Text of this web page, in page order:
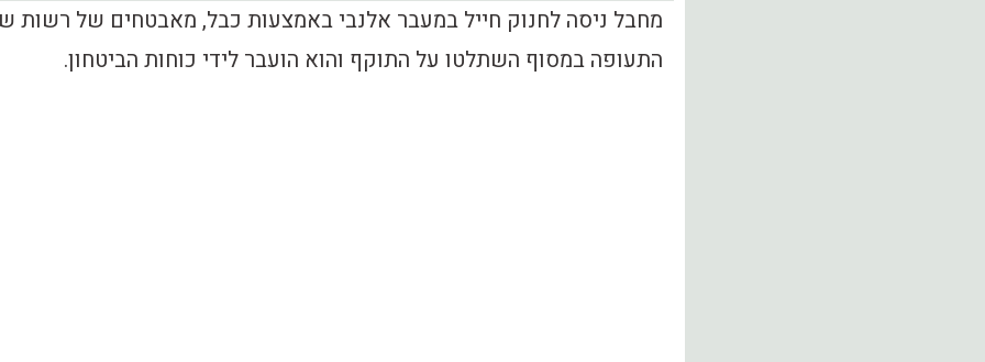
מחבל ניסה לחנוק חייל במעבר אלנבי באמצעות כבל, מאבטחים של רשות
התעופה במסוף השתלטו על התוקף והוא הועבר לידי כוחות הביטחון.